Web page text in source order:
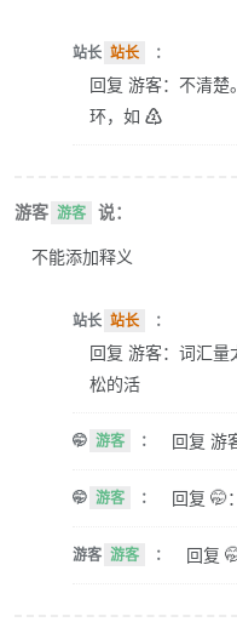
站长 站长 ：
回复 游客：不清楚
环，如 ♴
游客 游客 说：
不能添加释义
站长 站长 ：
回复 游客：词汇量
松的活
🤭 游客 ： 回复 游
🤭 游客 ： 回复 🤭
游客 游客 ： 回复